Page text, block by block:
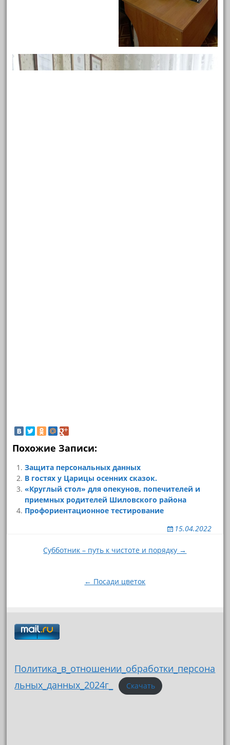
Похожие Записи:
Защита персональных данных
В гостях у Царицы осенних сказок.
«Круглый стол» для опекунов, попечителей и
приемных родителей Шиловского района
Профориентационное тестирование
15.04.2022
НавигацияСубботник – путь к чистоте и порядку →
← Посади цветок
Политика_в_отношении_обработки_персона
льных_данных_2024г_
Скачать